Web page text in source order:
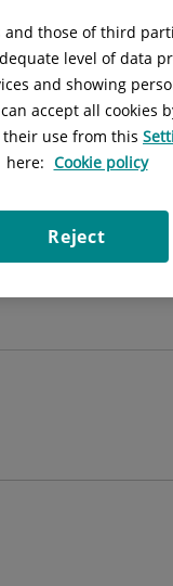
Coifman
Y CIRUGÍA
Pedir cita
those of third
level of data
and showing
accept all cookies
their use from this
here: Cookie policy
Reject